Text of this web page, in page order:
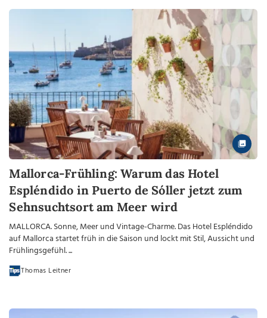
Mallorca-Frühling: Warum das Hotel
Espléndido in Puerto de Sóller jetzt zum
Sehnsuchtsort am Meer wird
MALLORCA. Sonne, Meer und Vintage-Charme. Das Hotel Espléndido
auf Mallorca startet früh in die Saison und lockt mit Stil, Aussicht und
Frühlingsgefühl. ...
Thomas Leitner